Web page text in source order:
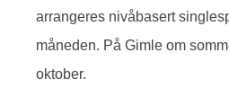
arrangeres nivåbasert
måneden. På Gimle om
oktober.